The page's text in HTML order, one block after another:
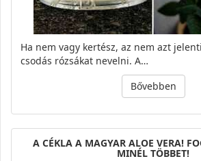
Ha nem vagy kertész, az nem azt
csodás rózsákat nevelni. A…
Bővebben
A CÉKLA A MAGYAR ALOE VERA!
MINÉL TÖBBET!